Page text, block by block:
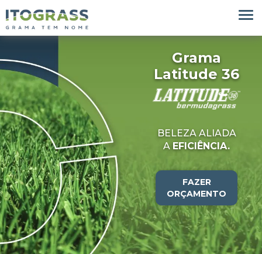
Grama
Latitude 36
BELEZA ALIADA
A EFICIÊNCIA.
FAZER
ORÇAMENTO